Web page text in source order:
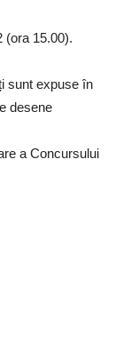
(ora 15.00).
sunt expuse în
desene
a Concursului